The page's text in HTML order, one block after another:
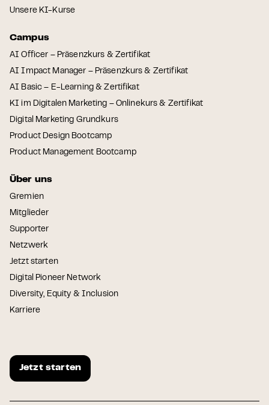
Unsere KI-Kurse
Campus
AI Officer – Präsenzkurs & Zertifikat
AI Impact Manager – Präsenzkurs & Zertifikat
AI Basic – E-Learning & Zertifikat
KI im Digitalen Marketing – Onlinekurs & Zertifikat
Digital Marketing Grundkurs
Product Design Bootcamp
Product Management Bootcamp
Über uns
Gremien
Mitglieder
Supporter
Netzwerk
Jetzt starten
Digital Pioneer Network
Diversity, Equity & Inclusion
Karriere
Jetzt starten